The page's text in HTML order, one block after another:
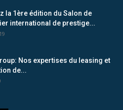
la 1ère édition du Salon de
international de prestige...
Nos expertises du leasing et
de...